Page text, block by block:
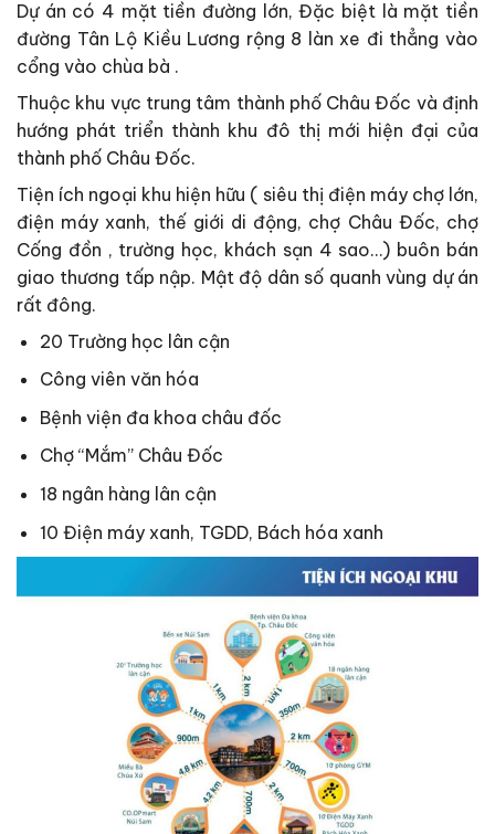
Dự án có 4 mặt tiền đường lớn, Đặc biệt là mặt tiền
đường Tân Lộ Kiều Lương rộng 8 làn xe đi thẳng vào
cổng vào chùa bà .
Thuộc khu vực trung tâm thành phố Châu Đốc và định
hướng phát triển thành khu đô thị mới hiện đại của
thành phố Châu Đốc.
Tiện ích ngoại khu hiện hữu ( siêu thị điện máy chợ lớn,
điện máy xanh, thế giới di động, chợ Châu Đốc, chợ
Cống đồn , trường học, khách sạn 4 sao…) buôn bán
giao thương tấp nập. Mật độ dân số quanh vùng dự án
rất đông.
20 Trường học lân cận
Công viên văn hóa
Bệnh viện đa khoa châu đốc
Chợ “Mắm” Châu Đốc
18 ngân hàng lân cận
10 Điện máy xanh, TGDD, Bách hóa xanh